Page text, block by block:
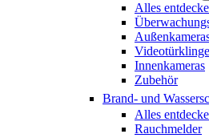
Alles
Innenkameras
Zubehör
Brand- und
Alles
Rauchmelder